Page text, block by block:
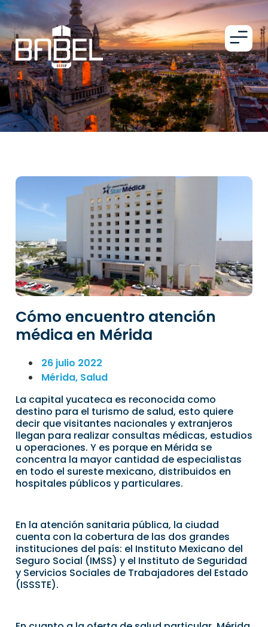
Cómo encuentro atención
médica en Mérida
26 julio 2022
Mérida, Salud
La capital yucateca es reconocida como
destino para el turismo de salud, esto quiere
decir que visitantes nacionales y extranjeros
llegan para realizar consultas médicas, estudios
u operaciones. Y es porque en Mérida se
concentra la mayor cantidad de especialistas
en todo el sureste mexicano, distribuidos en
hospitales públicos y particulares.
En la atención sanitaria pública, la ciudad
cuenta con la cobertura de las dos grandes
instituciones del país: el Instituto Mexicano del
Seguro Social (IMSS) y el Instituto de Seguridad
y Servicios Sociales de Trabajadores del Estado
(ISSSTE).